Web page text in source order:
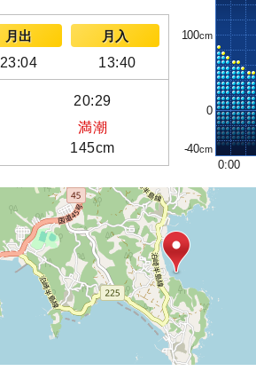
月出
月入
23:04 13:40
20:29
満潮
145cm
100
0
-40
0:00